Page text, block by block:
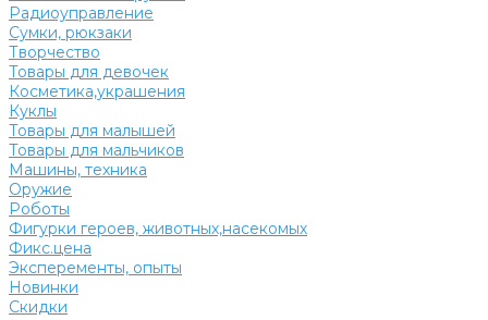
Радиоуправление
Сумки, рюкзаки
Творчество
Товары для девочек
Косметика,украшения
Куклы
Товары для малышей
Товары для мальчиков
Машины, техника
Оружие
Роботы
Фигурки героев, животных,насекомых
Фикс.цена
Эксперементы, опыты
Новинки
Скидки